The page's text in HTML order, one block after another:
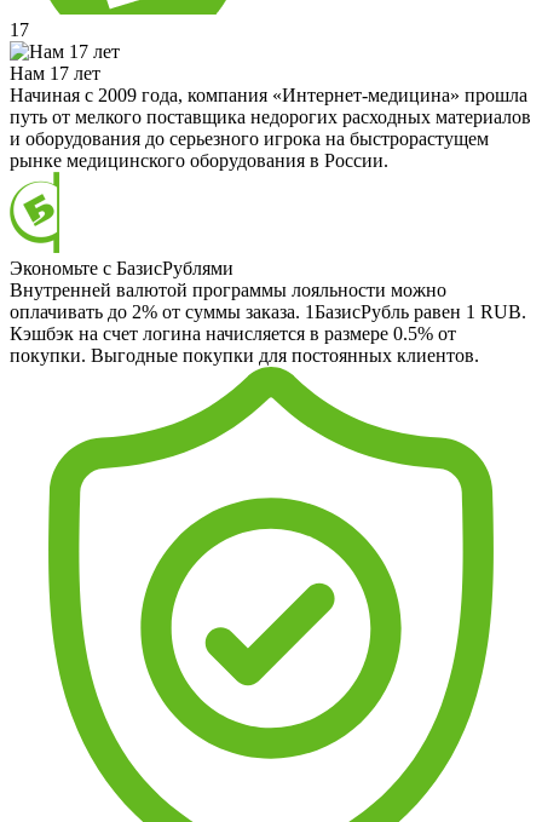
17
Нам 17 лет
Начиная с 2009 года, компания «Интернет-медицина» прошла
путь от мелкого поставщика недорогих расходных материалов
и оборудования до серьезного игрока на быстрорастущем
рынке медицинского оборудования в России.
Экономьте с БазисРублями
Внутренней валютой программы лояльности можно
оплачивать до 2% от суммы заказа. 1БазисРубль равен 1 RUB.
Кэшбэк на счет логина начисляется в размере 0.5% от
покупки. Выгодные покупки для постоянных клиентов.